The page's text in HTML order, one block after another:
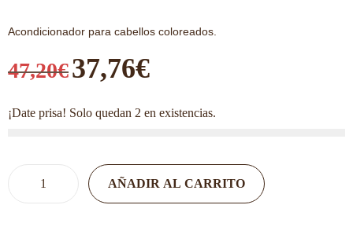
Acondicionador para cabellos coloreados.
47,20€37,76€
¡Date prisa! Solo quedan 2 en existencias.
AÑADIR AL CARRITO